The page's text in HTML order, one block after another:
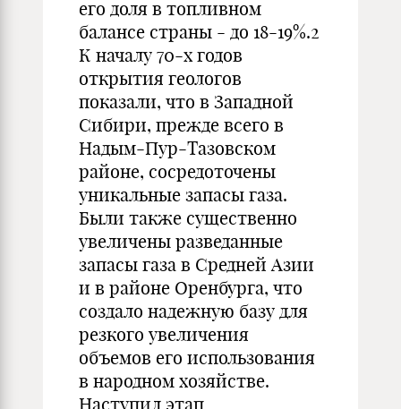
его доля в топливном
балансе страны - до 18-19%.2
К началу 70-х годов
открытия геологов
показали, что в Западной
Сибири, прежде всего в
Надым-Пур-Тазовском
районе, сосредоточены
уникальные запасы газа.
Были также существенно
увеличены разведанные
запасы газа в Средней Азии
и в районе Оренбурга, что
создало надежную базу для
резкого увеличения
объемов его использования
в народном хозяйстве.
Наступил этап